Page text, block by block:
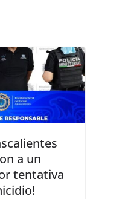
a un
tentativa